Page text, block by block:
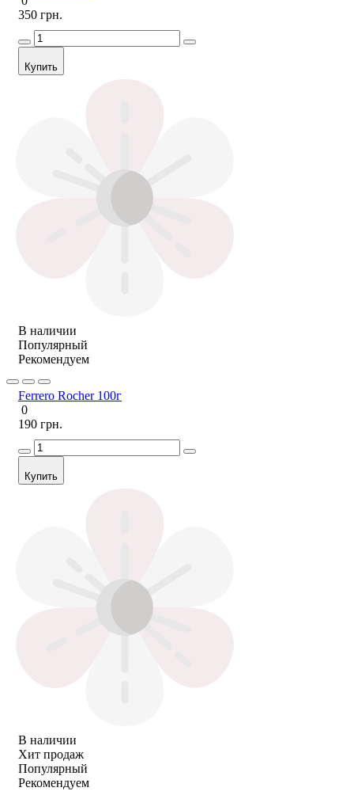
350 грн.
Купить
В наличии
Популярный
Рекомендуем
Ferrero Rocher 100г
0
190 грн.
Купить
В наличии
Хит продаж
Популярный
Рекомендуем